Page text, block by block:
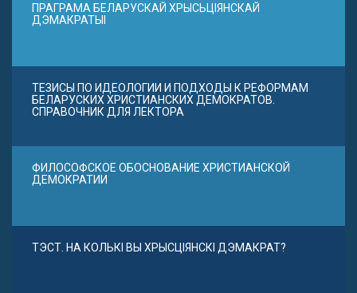
ПРАГРАМА БЕЛАРУСКАЙ ХРЫСЬЦІЯНСКАЙ
ДЭМАКРАТЫІ
ТЕЗИСЫ ПО ИДЕОЛОГИИ И ПОДХОДЫ К РЕФОРМАМ
БЕЛАРУСКИХ ХРИСТИАНСКИХ ДЕМОКРАТОВ.
СПРАВОЧНИК ДЛЯ ЛЕКТОРА
ФИЛОСОФСКОЕ ОБОСНОВАНИЕ ХРИСТИАНСКОЙ
ДЕМОКРАТИИ
ТЭСТ. НА КОЛЬКІ ВЫ ХРЫСЦІЯНСКІ ДЭМАКРАТ?